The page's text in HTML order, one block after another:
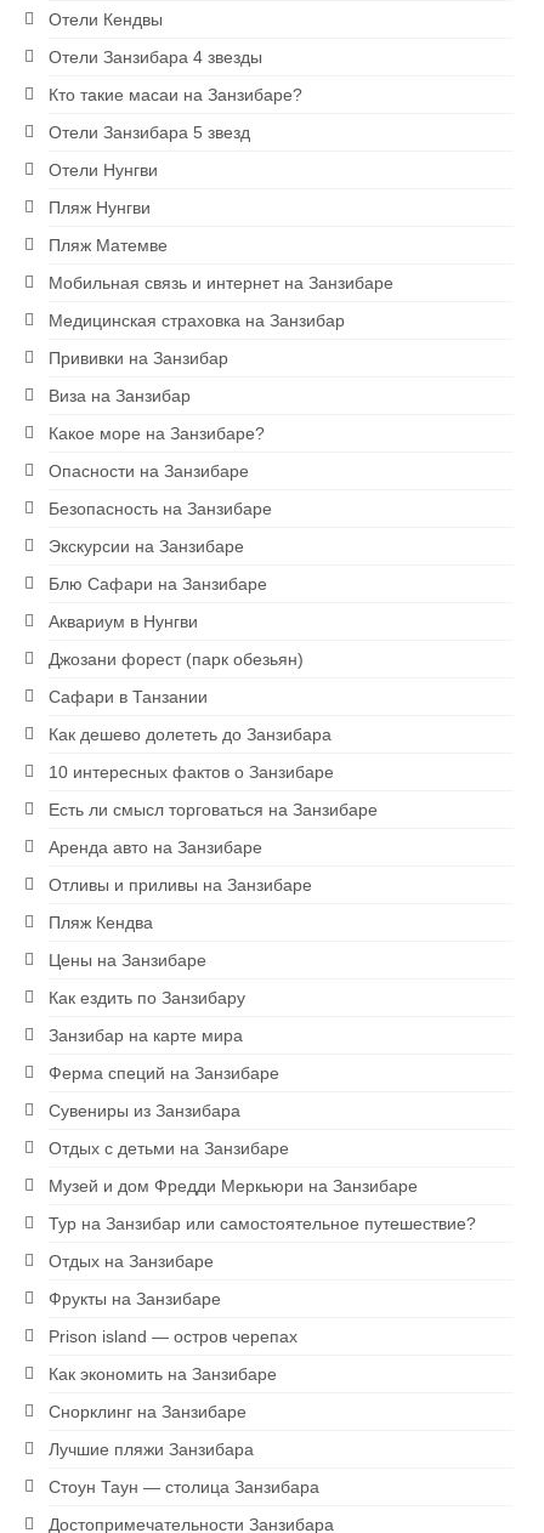
Ресторан на скале The Rock
Блю Сафари на Занзибаре
Сапсерфинг на Занзибаре
Снорклинг на Занзибаре
Ферма специй
1 USD = 2400 TZS
Отели Кендвы
Отели Занзибара 4 звезды
Кто такие масаи на Занзибаре?
Отели Занзибара 5 звезд
Отели Нунгви
Пляж Нунгви
Пляж Матемве
Мобильная связь и интернет на Занзибаре
Медицинская страховка на Занзибар
Прививки на Занзибар
Виза на Занзибар
Какое море на Занзибаре?
Опасности на Занзибаре
Безопасность на Занзибаре
Экскурсии на Занзибаре
Блю Сафари на Занзибаре
Аквариум в Нунгви
Джозани форест (парк обезьян)
Сафари в Танзании
Как дешево долететь до Занзибара
10 интересных фактов о Занзибаре
Есть ли смысл торговаться на Занзибаре
Аренда авто на Занзибаре
Отливы и приливы на Занзибаре
Пляж Кендва
Цены на Занзибаре
Как ездить по Занзибару
Занзибар на карте мира
Ферма специй на Занзибаре
Сувениры из Занзибара
Отдых с детьми на Занзибаре
Музей и дом Фредди Меркьюри на Занзибаре
Тур на Занзибар или самостоятельное путешествие?
Отдых на Занзибаре
Фрукты на Занзибаре
Prison island — остров черепах
Как экономить на Занзибаре
Снорклинг на Занзибаре
Лучшие пляжи Занзибара
Стоун Таун — столица Занзибара
Достопримечательности Занзибара